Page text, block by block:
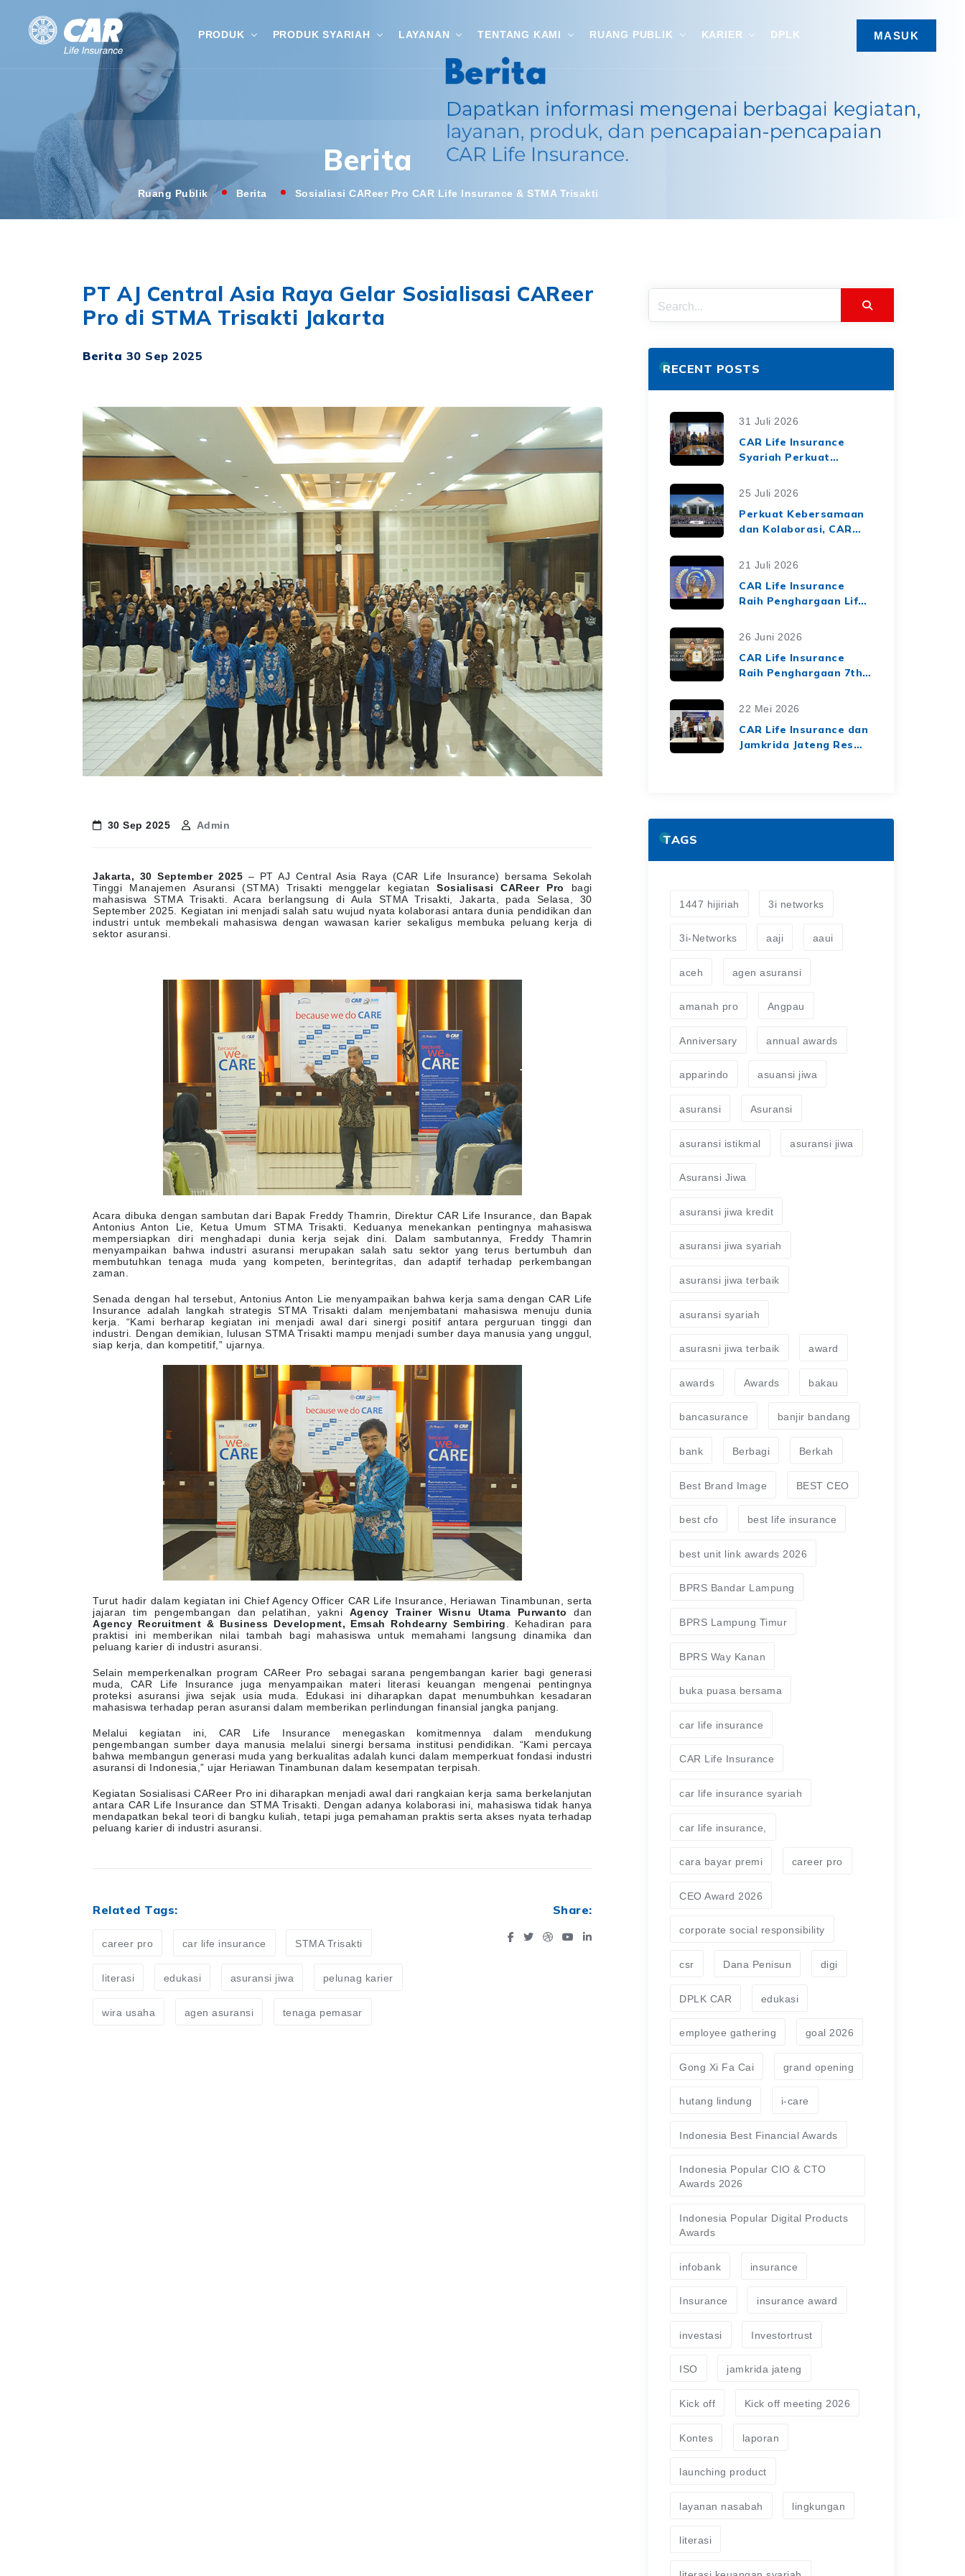
PRODUK PRODUK SYARIAH LAYANAN TENTANG KAMI RUANG PUBLIK KARIER DPLK MASUK
Berita
Ruang Publik Berita Sosialiasi CAReer Pro CAR Life Insurance & STMA Trisakti
PT AJ Central Asia Raya Gelar Sosialisasi CAReer
Pro di STMA Trisakti Jakarta
Berita 30 Sep 2025
30 Sep 2025 Admin
Jakarta, 30 September 2025 – PT AJ Central Asia Raya (CAR Life Insurance) bersama Sekolah
Tinggi Manajemen Asuransi (STMA) Trisakti menggelar kegiatanSosialisasi CAReer Pro
bagi
mahasiswa STMA Trisakti. Acara berlangsung di Aula STMA Trisakti, Jakarta, pada Selasa, 30
September 2025. Kegiatan ini menjadi salah satu wujud nyata kolaborasi antara dunia pendidikan dan
industri untuk membekali mahasiswa dengan wawasan karier sekaligus membuka peluang kerja di
sektor asuransi.
Acara dibuka dengan sambutan dari Bapak Freddy Thamrin, Direktur CAR Life Insurance, dan Bapak
Antonius Anton Lie, Ketua Umum STMA Trisakti. Keduanya menekankan pentingnya mahasiswa
mempersiapkan diri menghadapi dunia kerja sejak dini. Dalam sambutannya, Freddy Thamrin
menyampaikan bahwa industri asuransi merupakan salah satu sektor yang terus bertumbuh dan
membutuhkan tenaga muda yang kompeten, berintegritas, dan adaptif terhadap perkembangan
zaman.
Senada dengan hal tersebut, Antonius Anton Lie menyampaikan bahwa kerja sama dengan CAR Life
Insurance adalah langkah strategis STMA Trisakti dalam menjembatani mahasiswa menuju dunia
kerja. “Kami berharap kegiatan ini menjadi awal dari sinergi positif antara perguruan tinggi dan
industri. Dengan demikian, lulusan STMA Trisakti mampu menjadi sumber daya manusia yang unggul,
siap kerja, dan kompetitif,” ujarnya.
Turut hadir dalam kegiatan ini Chief Agency Officer CAR Life Insurance, Heriawan Tinambunan, serta
jajaran tim pengembangan dan pelatihan, yakni Agency Trainer Wisnu Utama Purwanto
dan
Agency Recruitment & Business Development, Emsah Rohdearny Sembiring
. Kehadiran para
praktisi ini memberikan nilai tambah bagi mahasiswa untuk memahami langsung dinamika dan
peluang karier di industri asuransi.
Selain memperkenalkan program CAReer Pro sebagai sarana pengembangan karier bagi generasi
muda, CAR Life Insurance juga menyampaikan materi literasi keuangan mengenai pentingnya
proteksi asuransi jiwa sejak usia muda. Edukasi ini diharapkan dapat menumbuhkan kesadaran
mahasiswa terhadap peran asuransi dalam memberikan perlindungan finansial jangka panjang.
Melalui kegiatan ini, CAR Life Insurance menegaskan komitmennya dalam mendukung
pengembangan sumber daya manusia melalui sinergi bersama institusi pendidikan. “Kami percaya
bahwa membangun generasi muda yang berkualitas adalah kunci dalam memperkuat fondasi industri
asuransi di Indonesia,” ujar Heriawan Tinambunan dalam kesempatan terpisah.
Kegiatan Sosialisasi CAReer Pro ini diharapkan menjadi awal dari rangkaian kerja sama berkelanjutan
antara CAR Life Insurance dan STMA Trisakti. Dengan adanya kolaborasi ini, mahasiswa tidak hanya
mendapatkan bekal teori di bangku kuliah, tetapi juga pemahaman praktis serta akses nyata terhadap
peluang karier di industri asuransi.
Related Tags:
career pro car life insurance STMA Trisakti
literasi edukasi asuransi jiwa pelunag karier
wira usaha agen asuransi tenaga pemasar
Share:
RECENT POSTS
31 Juli 2026
CAR Life Insurance
Syariah Perkuat
Syariah melalui Kerja
Syariah dengan Tiga
BPRS di Lampung
25 Juli 2026
Perkuat Kebersamaan
dan Kolaborasi, CAR
Employee Gathering
"Harmoni Nusantara,
Sinergi Berkelanjutan"
21 Juli 2026
CAR Life Insurance
Raih Penghargaan Life
Market Leaders 2026
26 Juni 2026
CAR Life Insurance
Raih Penghargaan 7th
Companies Awards
Keuangan yang Solid
dan Berkelanjutan
22 Mei 2026
CAR Life Insurance dan
Jamkrida Jateng Resmi
TAGS
1447 hijiriah 3i networks
3i-Networks aaji aaui
aceh agen asuransi
amanah pro Angpau
Anniversary annual awards
apparindo asuansi jiwa
asuransi Asuransi
asuransi istikmal asuransi jiwa
Asuransi Jiwa
asuransi jiwa kredit
asuransi jiwa syariah
asuransi jiwa terbaik
asuransi syariah
asurasni jiwa terbaik award
awards Awards bakau
bancasurance banjir bandang
bank Berbagi Berkah
Best Brand Image BEST CEO
best cfo best life insurance
best unit link awards 2026
BPRS Bandar Lampung
BPRS Lampung Timur
BPRS Way Kanan
buka puasa bersama
car life insurance
CAR Life Insurance
car life insurance syariah
car life insurance,
cara bayar premi career pro
CEO Award 2026
corporate social responsibility
csr Dana Penisun digi
DPLK CAR edukasi
employee gathering goal 2026
Gong Xi Fa Cai grand opening
hutang lindung i-care
Indonesia Best Financial Awards
Indonesia Popular CIO & CTO
Awards 2026
Indonesia Popular Digital Products
Awards
infobank insurance
Insurance insurance award
investasi Investortrust
ISO jamkrida jateng
Kick off Kick off meeting 2026
Kontes laporan
launching product
layanan nasabah lingkungan
literasi
literasi keuangan syariah